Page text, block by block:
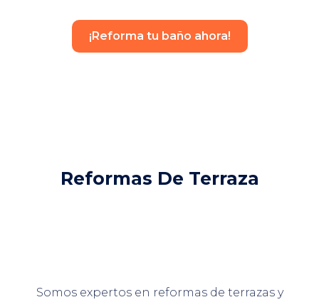
¡Reforma tu baño ahora!
Reformas De Terraza
Somos expertos en reformas de terrazas y